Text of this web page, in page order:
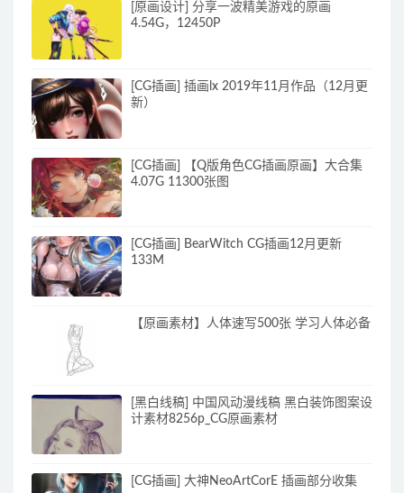
[原画设计] 分享一波精美游戏的原画
4.54G，12450P
[CG插画] 插画lx 2019年11月作品（12月更
新）
[CG插画] 【Q版角色CG插画原画】大合集
4.07G 11300张图
[CG插画] BearWitch CG插画12月更新
133M
【原画素材】人体速写500张 学习人体必备
[黑白线稿] 中国风动漫线稿 黑白装饰图案设
计素材8256p_CG原画素材
[CG插画] 大神NeoArtCorE 插画部分收集